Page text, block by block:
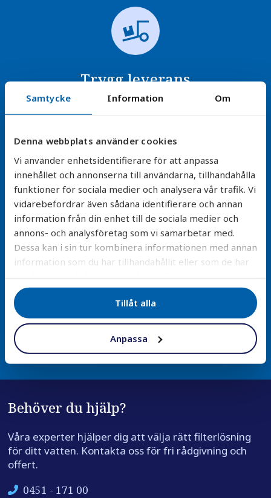
Samtycke Information Om
Denna webbplats använder cookies
Vi använder enhetsidentifierare för att anpassa
innehållet och annonserna till användarna, tillhandahålla
funktioner för sociala medier och analysera vår trafik. Vi
vidarebefordrar även sådana identifierare och annan
information från din enhet till de sociala medier och
annons- och analysföretag som vi samarbetar med.
Dessa kan i sin tur kombinera informationen med annan
information som du har tillhandahållit eller som de har
Tillåt alla
Anpassa
Trygg leverans
Alla leveranser är försäkrade och packade för säker
transport – vi ersätter kostnadsfritt vid skada.
Läs mer
Betala efter leverans
Hos oss betalar du först när produkten är framme –
tryggt och smidigt för dig som kund.
Behöver du hjälp?
Våra experter hjälper dig att välja rätt filterlösning
för ditt vatten. Kontakta oss för fri rådgivning och
offert.
0451 - 171 00